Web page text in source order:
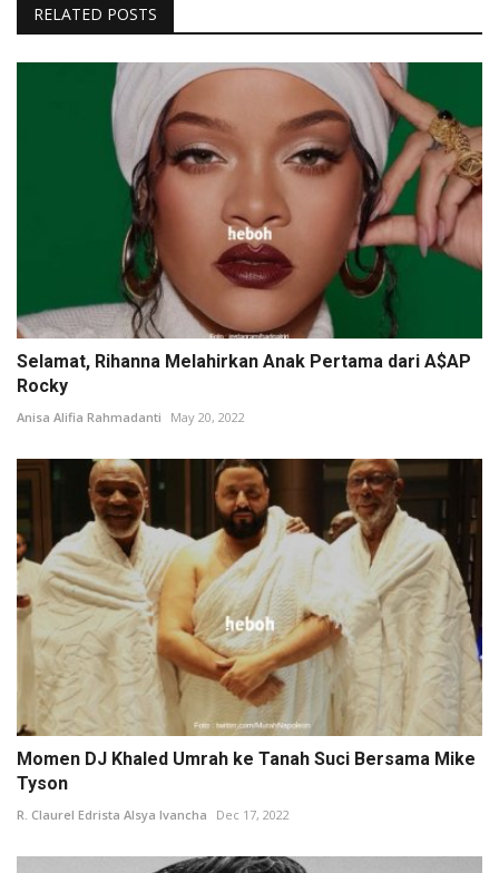
RELATED POSTS
Selamat, Rihanna Melahirkan Anak Pertama dari A$AP
Rocky
Anisa Alifia Rahmadanti May 20, 2022
Momen DJ Khaled Umrah ke Tanah Suci Bersama Mike
Tyson
R. Claurel Edrista Alsya Ivancha Dec 17, 2022